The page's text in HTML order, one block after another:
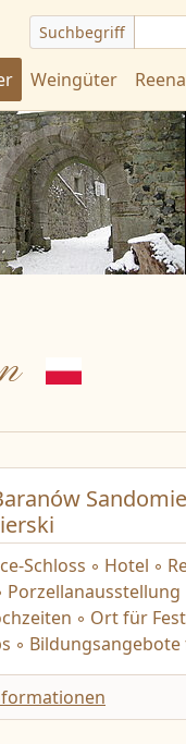
Suchbegriff
Weingüter
Schloss ◦ Hotel ◦
Porzellanausstellung
◦ Ort für
◦